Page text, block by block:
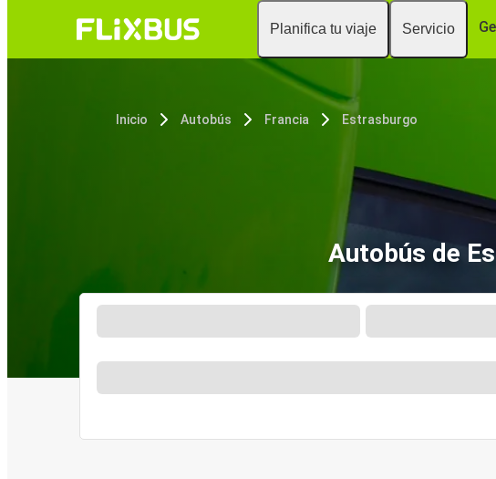
Planifica tu viaje Servicio
Inicio Autobús Francia Estrasburgo
Autobús de